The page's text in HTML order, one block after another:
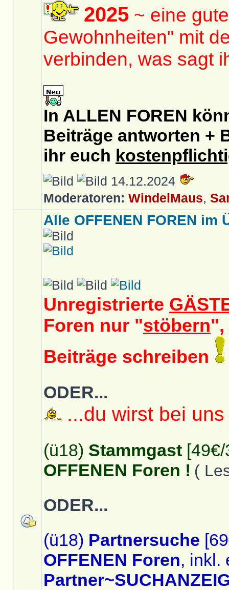
2025 ~ eine
Gewohnheiten" mit
verbinden, was sagt
In ALLEN FOREN
Beiträge antworten +
ihr euch
14.12.2024
Moderatoren: WindelMaus,
Alle OFFENEN FOREN im
Unregistrierte
Foren nur "stöbern",
Beiträge schreiben
ODER...
...du wirst bei
(ü18) Stammgast
OFFENEN Foren ! (
ODER...
(ü18) Partnersuche
OFFENEN Foren, inkl.